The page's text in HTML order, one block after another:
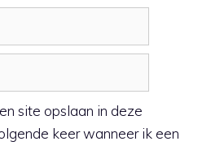
site opslaan in deze
keer wanneer ik een